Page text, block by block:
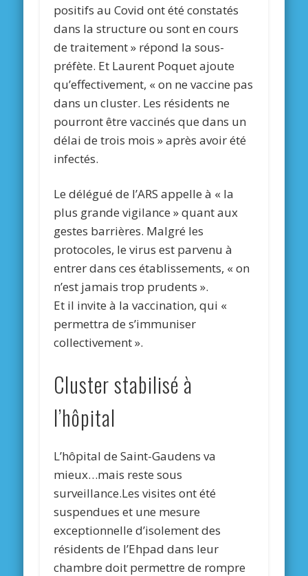
positifs au Covid ont été constatés
dans la structure ou sont en cours
de traitement » répond la sous-
préfète. Et Laurent Poquet ajoute
qu’effectivement, « on ne vaccine pas
dans un cluster. Les résidents ne
pourront être vaccinés que dans un
délai de trois mois » après avoir été
infectés.
Le délégué de l’ARS appelle à « la
plus grande vigilance » quant aux
gestes barrières. Malgré les
protocoles, le virus est parvenu à
entrer dans ces établissements, « on
n’est jamais trop prudents ».
Et il invite à la vaccination, qui «
permettra de s’immuniser
collectivement ».
Cluster stabilisé à
l’hôpital
L’hôpital de Saint-Gaudens va
mieux…mais reste sous
surveillance.Les visites ont été
suspendues et une mesure
exceptionnelle d’isolement des
résidents de l’Ehpad dans leur
chambre doit permettre de rompre